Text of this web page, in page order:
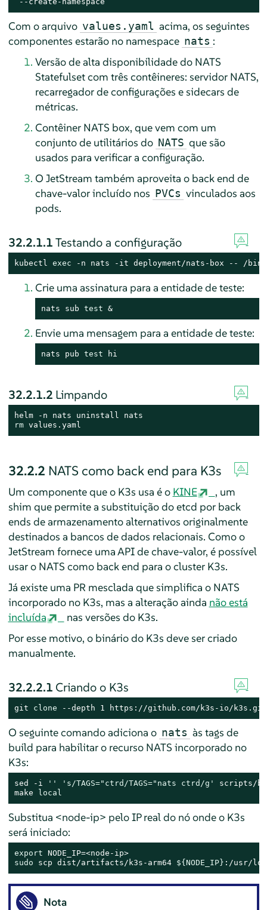
Com o arquivo values.yaml acima, os seguintes
componentes estarão no namespace nats :
Versão de alta disponibilidade do NATS
Statefulset com três contêineres: servidor NATS,
recarregador de configurações e sidecars de
métricas.
Contêiner NATS box, que vem com um
conjunto de utilitários do NATS que são
usados para verificar a configuração.
O JetStream também aproveita o back end de
chave-valor incluído nos PVCs vinculados aos
pods.
32.2.1.1Testando a configuração
kubectl exec -n nats -it deployment/nats-box -- /
Crie uma assinatura para a entidade de teste:
nats sub test &
Envie uma mensagem para a entidade de teste:
nats pub test hi
32.2.1.2 Limpando
rm values.yaml
32.2.2 NATS como back end para K3s
Um componente que o K3s usa é o KINE
, um
shim que permite a substituição do etcd por back
ends de armazenamento alternativos originalmente
destinados a bancos de dados relacionais. Como o
JetStream fornece uma API de chave-valor, é possível
usar o NATS como back end para o cluster K3s.
Já existe uma PR mesclada que simplifica o NATS
incorporado no K3s, mas a alteração ainda não está
incluída
nas versões do K3s.
Por esse motivo, o binário do K3s deve ser criado
manualmente.
32.2.2.1 Criando o K3s
git clone --depth 1 https://github.com/k3s-io/
O seguinte comando adiciona o nats às tags de
build para habilitar o recurso NATS incorporado no
K3s:
sed -i '' 's/TAGS="ctrd/TAGS="nats ctrd/g'
scripts/
make local
Substitua <node-ip> pelo IP real do nó onde o K3s
será iniciado:
export
NODE_IP=<node-ip>
sudo scp dist/artifacts/k3s-arm64 ${NODE_IP} :/usr/
Nota